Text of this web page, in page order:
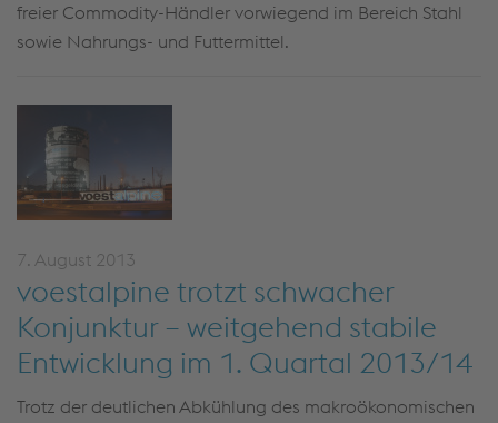
freier Commodity-Händler vorwiegend im Bereich Stahl
sowie Nahrungs- und Futtermittel.
7. August 2013
voestalpine trotzt schwacher
Konjunktur – weitgehend stabile
Entwicklung im 1. Quartal 2013/14
Trotz der deutlichen Abkühlung des makroökonomischen